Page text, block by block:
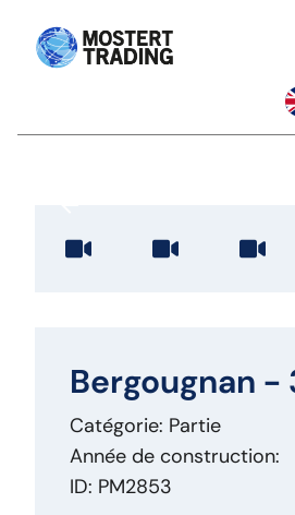
Bergougnan -
Catégorie: Partie
Année de construction:
ID: PM2853